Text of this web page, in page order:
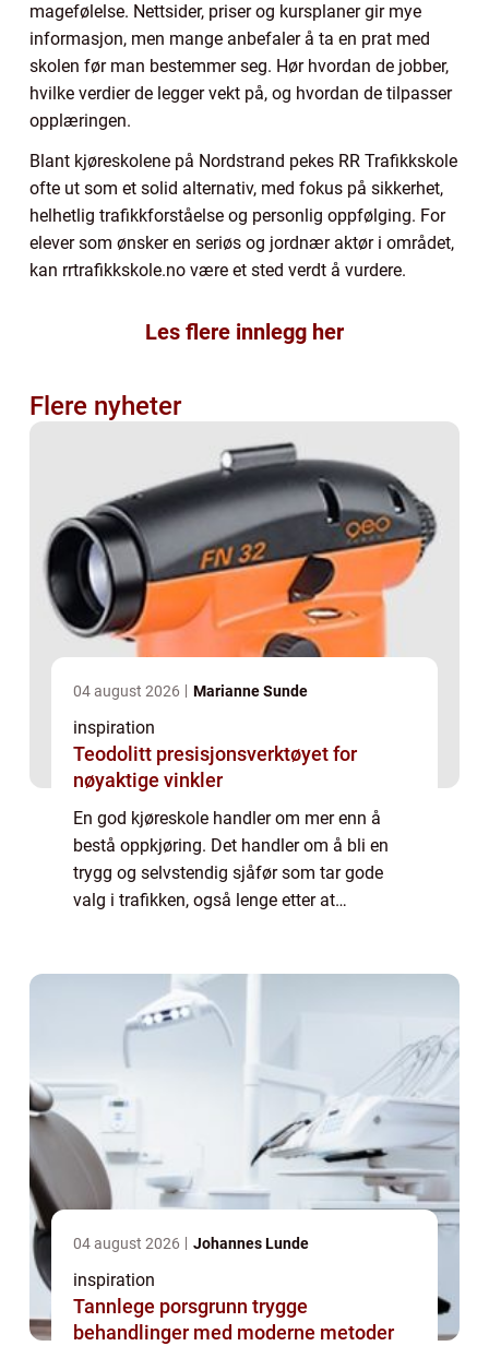
magefølelse. Nettsider, priser og kursplaner gir mye
informasjon, men mange anbefaler å ta en prat med
skolen før man bestemmer seg. Hør hvordan de jobber,
hvilke verdier de legger vekt på, og hvordan de tilpasser
opplæringen.
Blant kjøreskolene på Nordstrand pekes RR Trafikkskole
ofte ut som et solid alternativ, med fokus på sikkerhet,
helhetlig trafikkforståelse og personlig oppfølging. For
elever som ønsker en seriøs og jordnær aktør i området,
kan rrtrafikkskole.no være et sted verdt å vurdere.
Les flere innlegg her
Flere nyheter
04 august 2026 Marianne Sunde
inspiration
Teodolitt presisjonsverktøyet for
nøyaktige vinkler
En god kjøreskole handler om mer enn å
bestå oppkjøring. Det handler om å bli en
trygg og selvstendig sjåfør som tar gode
valg i trafikken, også lenge etter at
04 august 2026 Johannes Lunde
inspiration
Tannlege porsgrunn trygge
behandlinger med moderne metoder